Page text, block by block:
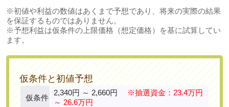
※初値や利益の数値はあくまで予想であり、将来の実際の結果
を保証するものではありません。
※予想利益は仮条件の上限価格（想定価格）を基に試算してい
ます。
仮条件と初値予想
仮条件
2,340円 ～ 2,660円
※抽選資金：23.4万円
～ 26.6万円